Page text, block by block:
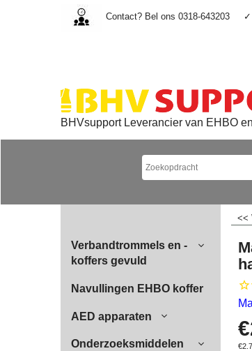
Contact? Bel ons 0318-643203 ✓
BHVsupport Leverancier van EHBO
Verbandtrommels en -
koffers gevuld
Navullingen EHBO koffer
AED apparaten
Onderzoeksmiddelen
<<
€
€